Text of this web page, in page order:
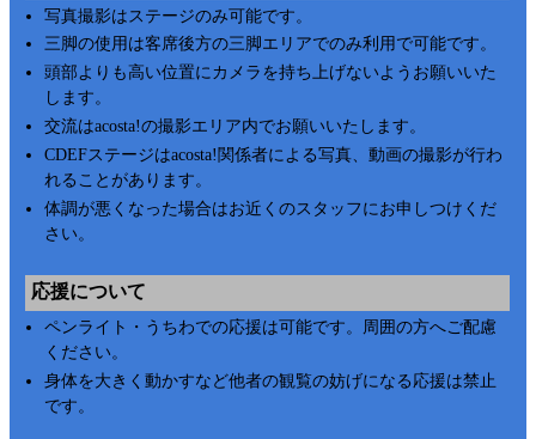
写真撮影はステージのみ可能です。
三脚の使用は客席後方の三脚エリアでのみ利用で可能です。
頭部よりも高い位置にカメラを持ち上げないようお願いいた
します。
交流はacosta!の撮影エリア内でお願いいたします。
CDEFステージはacosta!関係者による写真、動画の撮影が行わ
れることがあります。
体調が悪くなった場合はお近くのスタッフにお申しつけくだ
さい。
応援について
ペンライト・うちわでの応援は可能です。周囲の方へご配慮
ください。
身体を大きく動かすなど他者の観覧の妨げになる応援は禁止
です。